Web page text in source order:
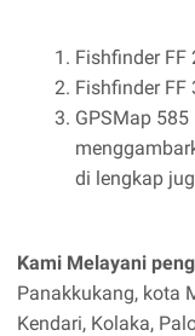
Fishfinder
Fishfinder
GPSMap
di lengkap
Kami Melayani
Panakkukang, kota
Kendari, Kolaka,